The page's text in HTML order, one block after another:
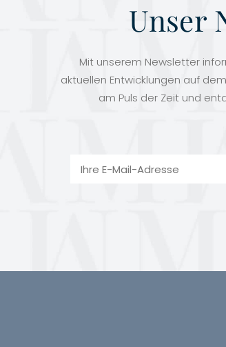
Unser
Mit unserem Newsletter
aktuellen Entwicklungen auf
am Puls der Zeit und